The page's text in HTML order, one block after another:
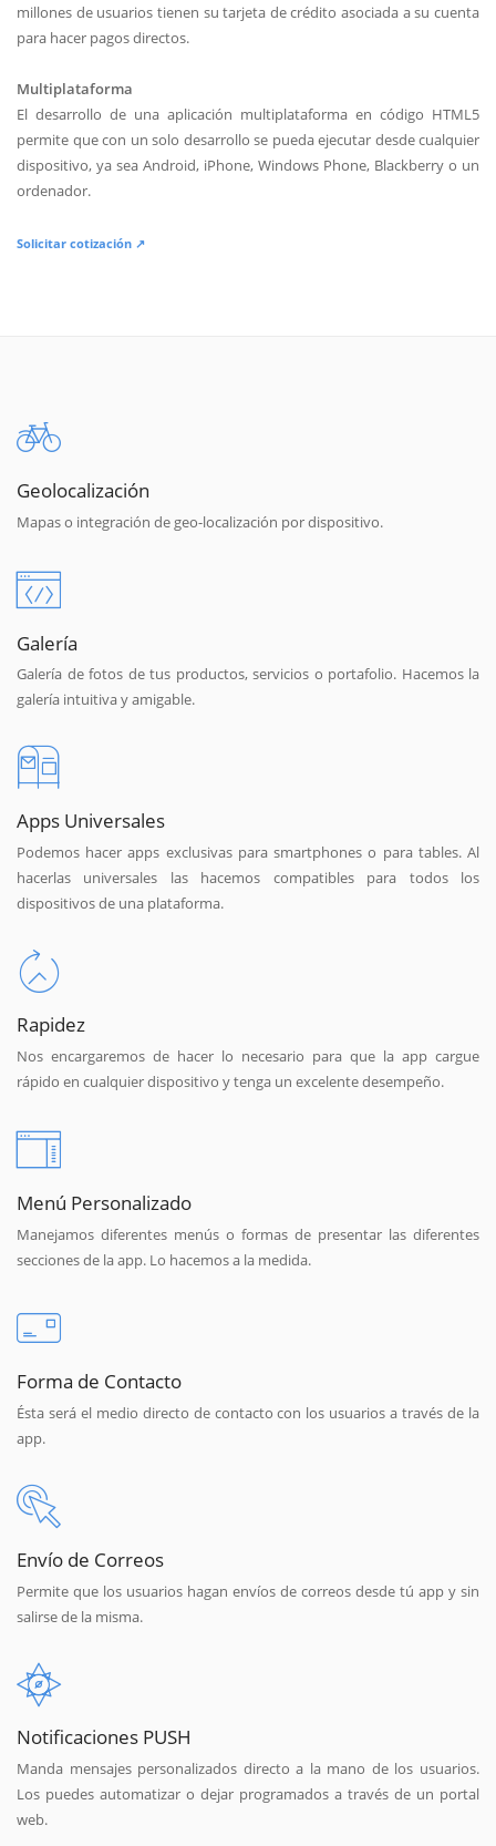
millones de usuarios tienen su tarjeta de crédito asociada a su cuenta
para hacer pagos directos.
Multiplataforma
El desarrollo de una aplicación multiplataforma en código HTML5
permite que con un solo desarrollo se pueda ejecutar desde cualquier
dispositivo, ya sea Android, iPhone, Windows Phone, Blackberry o un
ordenador.
Solicitar cotización ↗
Geolocalización
Mapas o integración de geo-localización por dispositivo.
Galería
Galería de fotos de tus productos, servicios o portafolio. Hacemos la
galería intuitiva y amigable.
Apps Universales
Podemos hacer apps exclusivas para smartphones o para tables. Al
hacerlas universales las hacemos compatibles para todos los
dispositivos de una plataforma.
Rapidez
Nos encargaremos de hacer lo necesario para que la app cargue
rápido en cualquier dispositivo y tenga un excelente desempeño.
Menú Personalizado
Manejamos diferentes menús o formas de presentar las diferentes
secciones de la app. Lo hacemos a la medida.
Forma de Contacto
Ésta será el medio directo de contacto con los usuarios a través de la
app.
Envío de Correos
Permite que los usuarios hagan envíos de correos desde tú app y sin
salirse de la misma.
Notificaciones PUSH
Manda mensajes personalizados directo a la mano de los usuarios.
Los puedes automatizar o dejar programados a través de un portal
web.